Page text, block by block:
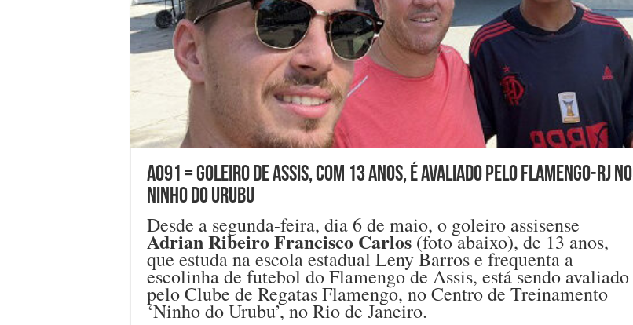
A091 = Goleiro de Assis, com 13 anos, é avaliado pelo Flamengo-RJ no
Ninho do Urubu
Desde a segunda-feira, dia 6 de maio, o goleiro assisense
Adrian Ribeiro Francisco Carlos (foto abaixo), de 13 anos,
que estuda na escola estadual Leny Barros e frequenta a
escolinha de futebol do Flamengo de Assis, está sendo avaliado
pelo Clube de Regatas Flamengo, no Centro de Treinamento
‘Ninho do Urubu’, no Rio de Janeiro.